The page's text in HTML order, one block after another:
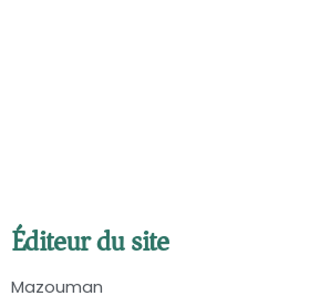
Éditeur du site
Mazouman